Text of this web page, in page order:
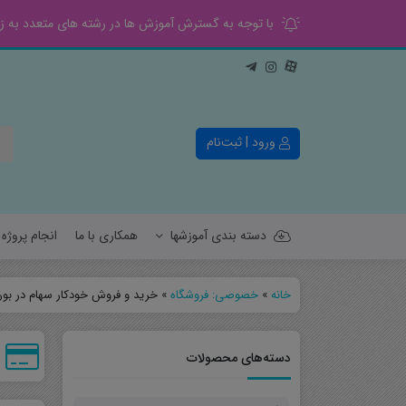
با توجه به گسترش آموزش ها در رشته های متعدد
ورود | ثبت‌نام
دسته بندی آموزشها
کنترل
قدرت
الکترونیک
مخابرات
همکاری با ما انجام
خانه» خصوصی: فروشگاه» خرید و فروش خودکار سهام در
دسته‌های محصولات